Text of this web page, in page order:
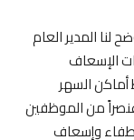
المدير العام
الإسعاف
أماكن السهر
العامة. تضمنت الخطة استنفار 4200 عنصراً من الموظفين
سيارات إطفاء وإسعاف